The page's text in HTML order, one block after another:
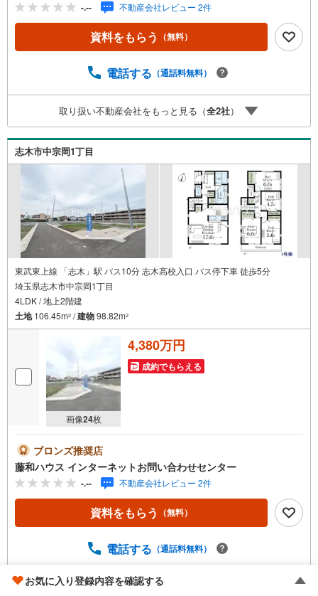
-.-- 不動産会社レビュー 2件
資料をもらう （無料）
電話する （通話料無料）
取り扱い不動産会社をもっと見る（全2社）
志木市中宗岡1丁目
東武東上線 「志木」駅 バス10分 志木高校入口 バス停下車 徒歩5分
埼玉県志木市中宗岡1丁目
4LDK / 地上2階建
土地106.45m2 /建物98.82m2
画像24枚
4,380万円
成約でもらえる
ブロンズ推奨店
藤和ハウス インターネットお問い合わせセンター
-.-- 不動産会社レビュー 2件
資料をもらう （無料）
電話する （通話料無料）
取り扱い不動産会社をもっと見る（
お気に入り登録内容を確認する